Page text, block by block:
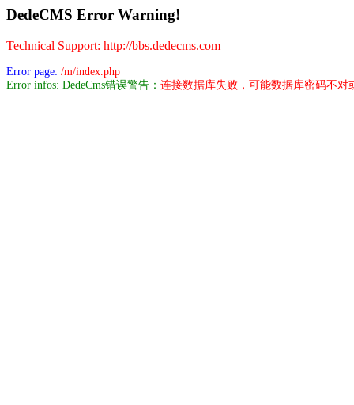
DedeCMS Error Warning!
Technical Support: http://bbs.dedecms.com
Error page: /m/index.php
Error infos: DedeCms错误警告： 连接数据库失败，可能数据库密码不对